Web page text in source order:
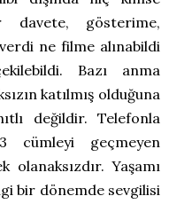
davete, gösterime,
ne filme alınabildi
Bazı anma
katılmış olduğuna
değildir. Telefonla
cümleyi geçmeyen
Yaşamı
bir dönemde sevgilisi